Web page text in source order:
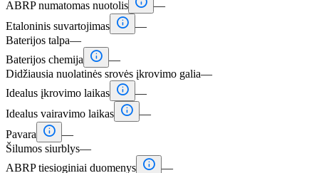
ABRP numatomas nuotolis
—
Etaloninis suvartojimas  —
Baterijos talpa—
Baterijos chemija
 —
Didžiausia nuolatinės srovės įkrovimo galia—
Idealus įkrovimo laikas  —
Idealus vairavimo laikas  —
Pavara
 —
Šilumos siurblys—
ABRP tiesioginiai duomenys  —